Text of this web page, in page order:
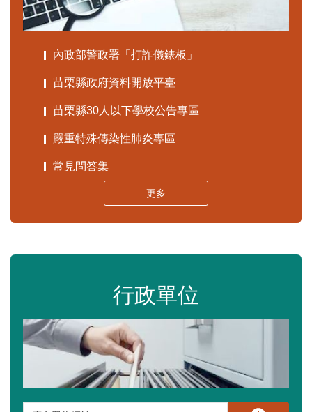
內政部警政署「打詐儀錶板」
苗栗縣政府資料開放平臺
苗栗縣30人以下學校公告專區
嚴重特殊傳染性肺炎專區
常見問答集
更多
行政單位